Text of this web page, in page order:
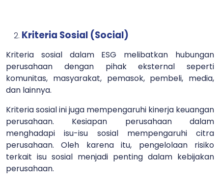
Kriteria Sosial (Social)
Kriteria sosial dalam ESG melibatkan hubungan
perusahaan dengan pihak eksternal seperti
komunitas, masyarakat, pemasok, pembeli, media,
dan lainnya.
Kriteria sosial ini juga mempengaruhi kinerja keuangan
perusahaan. Kesiapan perusahaan dalam
menghadapi isu-isu sosial mempengaruhi citra
perusahaan. Oleh karena itu, pengelolaan risiko
terkait isu sosial menjadi penting dalam kebijakan
perusahaan.